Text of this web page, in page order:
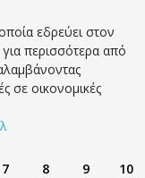
εδρεύει στον
για περισσότερα από
σε οικονομικές
7 8 9 10